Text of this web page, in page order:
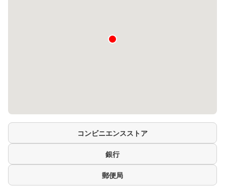
コンビニエンスストア
銀行
郵便局